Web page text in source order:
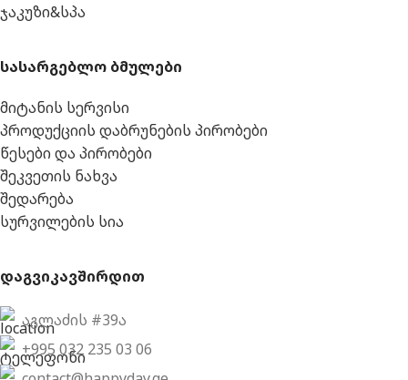
ჯაკუზი&სპა
სასარგებლო ბმულები
მიტანის სერვისი
პროდუქციის დაბრუნების პირობები
წესები და პირობები
შეკვეთის ნახვა
შედარება
სურვილების სია
დაგვიკავშირდით
აგლაძის #39ა
+995 032 235 03 06